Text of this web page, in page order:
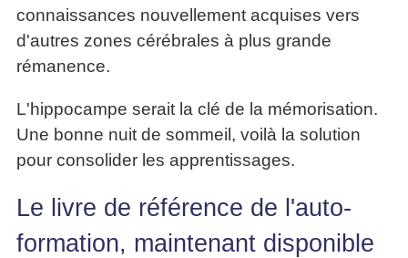
connaissances nouvellement acquises vers
d'autres zones cérébrales à plus grande
rémanence.
L'hippocampe serait la clé de la mémorisation.
Une bonne nuit de sommeil, voilà la solution
pour consolider les apprentissages.
Le livre de référence de l'auto-
formation, maintenant disponible